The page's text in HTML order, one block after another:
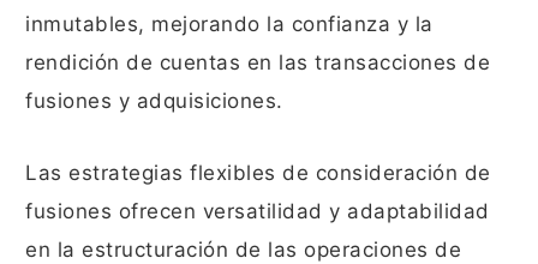
inmutables, mejorando la confianza y la
rendición de cuentas en las transacciones de
fusiones y adquisiciones.
Las estrategias flexibles de consideración de
fusiones ofrecen versatilidad y adaptabilidad
en la estructuración de las operaciones de